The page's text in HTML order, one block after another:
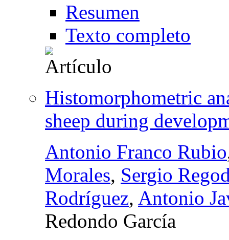
Resumen
Texto completo
Histomorphometric
sheep during
Antonio Franco Rubio
Morales, Sergio
Rodríguez, Antonio
Redondo García